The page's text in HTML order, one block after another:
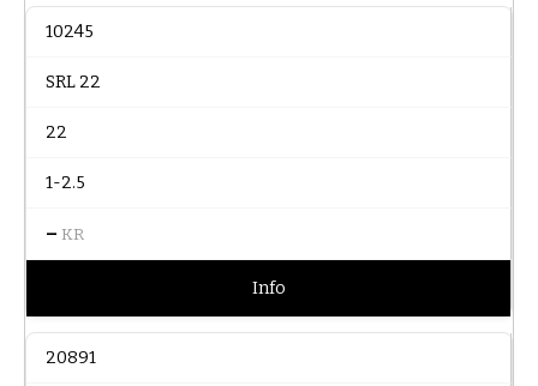
10245
SRL 22
22
1-2.5
– KR
Info
20891